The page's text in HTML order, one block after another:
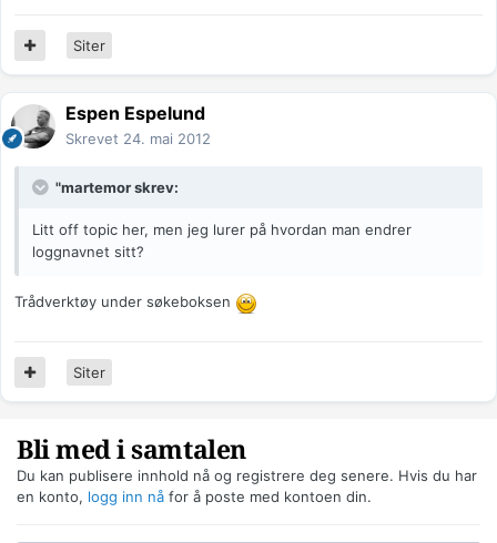
Siter
Espen Espelund
Skrevet 24. mai 2012
"martemor skrev:
Litt off topic her, men jeg lurer på hvordan man endrer
loggnavnet sitt?
Trådverktøy under søkeboksen
Siter
Bli med i samtalen
Du kan publisere innhold nå og registrere deg senere. Hvis du har
en konto, logg inn nå for å poste med kontoen din.